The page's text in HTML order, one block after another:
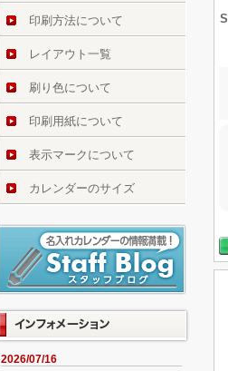
印刷方法について
レイアウト一覧
刷り色について
印刷用紙について
表示マークについて
カレンダーのサイズ
2026/07/16